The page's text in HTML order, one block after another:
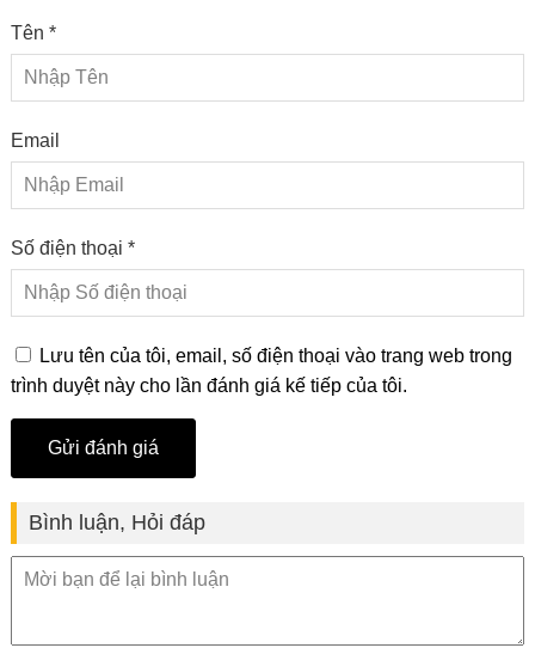
Tên *
Email
Số điện thoại *
Lưu tên của tôi, email, số điện thoại vào trang web trong
trình duyệt này cho lần đánh giá kế tiếp của tôi.
Bình luận, Hỏi đáp